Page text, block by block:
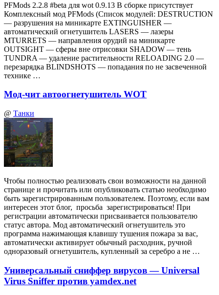
PFMods 2.2.8 #beta для wot 0.9.13 В сборке присутствует
Комплексный мод PFMods (Список модулей: DESTRUCTION
— разрушения на миникарте EXTINGUISHER —
автоматический огнетушитель LASERS — лазеры
MTURRETS — направления орудий на миникарте
OUTSIGHT — сферы вне отрисовки SHADOW — тень
TUNDRA — удаление растительности RELOADING 2.0 —
перезарядка BLINDSHOTS — попадания по не засвеченной
технике …
Мод-чит автоогнетушитель WOT
@ Танки
Чтобы полностью реализовать свои возможности на данной
странице и прочитать или опубликовать статью необходимо
быть зарегистрированным пользователем. Поэтому, если вам
интересен этот блог, просьба зарегистрироваться! При
регистрации автоматически присваивается пользователю
статус автора. Мод автоматический огнетушитель это
программа нажимающая клавишу тушения пожара за вас,
автоматически активирует обычный расходник, ручной
одноразовый огнетушитель, купленный за серебро а не …
Универсальный сниффер вирусов — Universal
Virus Sniffer против yamdex.net